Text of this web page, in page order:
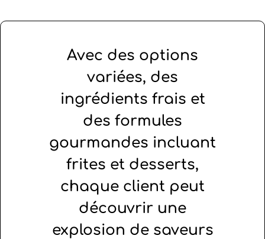
Avec des options
variées, des
ingrédients frais et
des formules
gourmandes incluant
frites et desserts,
chaque client peut
découvrir une
explosion de saveurs